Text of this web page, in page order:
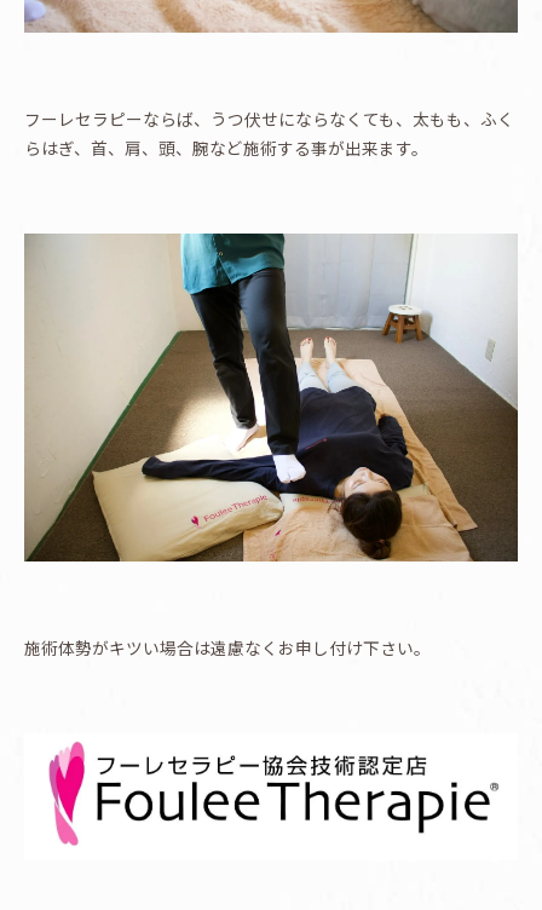
フーレセラピーならば、うつ伏せにならなくても、太もも、ふく
らはぎ、首、肩、頭、腕など施術する事が出来ます。
施術体勢がキツい場合は遠慮なくお申し付け下さい。